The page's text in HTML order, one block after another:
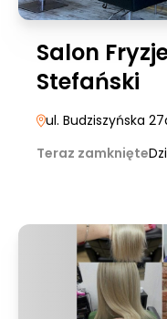
Salon
Stefański
ul. Budziszyńska
Teraz zamknięte